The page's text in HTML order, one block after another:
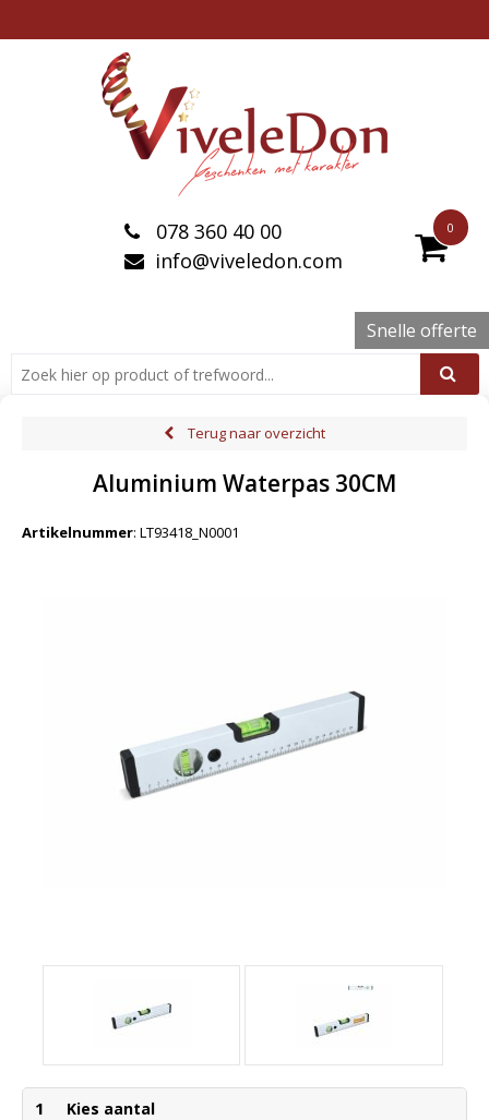
0
078 360 40 00
info@viveledon.com
Snelle offerte
Terug naar overzicht
Aluminium Waterpas 30CM
Artikelnummer: LT93418_N0001
1 Kies aantal